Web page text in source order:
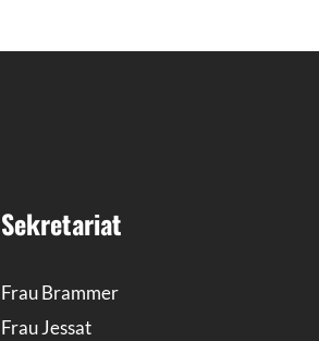
Sekretariat
Frau Brammer
Frau Jessat